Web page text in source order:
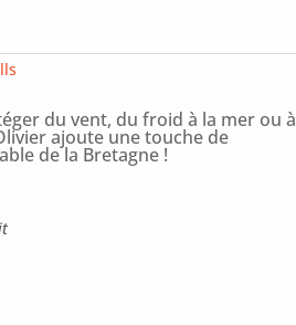
du vent, du froid à la mer ou à
ajoute une touche de
de la Bretagne !